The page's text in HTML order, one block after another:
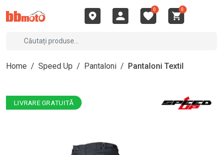
0 0
Home / Speed Up / Pantaloni / Pantaloni Textil
LIVRARE GRATUITĂ